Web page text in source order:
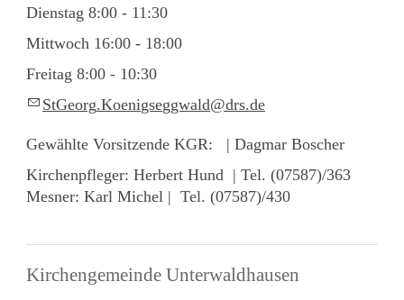
Dienstag 8:00 - 11:30
Mittwoch 16:00 - 18:00
Freitag 8:00 - 10:30
StG
rg K n gs ggw ld drs d
Gewählte Vorsitzende KGR: | Dagmar Boscher
Kirchenpfleger: Herbert Hund | Tel. (07587)/363
Mesner: Karl Michel | Tel. (07587)/430
Kirchengemeinde Unterwaldhausen